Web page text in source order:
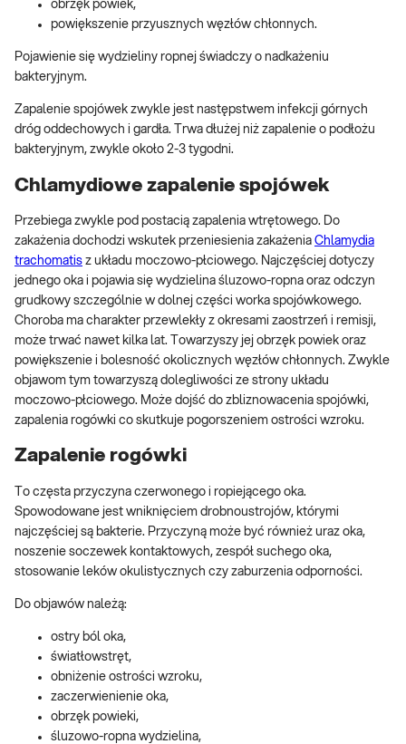
obrzęk powiek,
powiększenie przyusznych węzłów chłonnych.
Pojawienie się wydzieliny ropnej świadczy o nadkażeniu
bakteryjnym.
Zapalenie spojówek zwykle jest następstwem infekcji górnych
dróg oddechowych i gardła. Trwa dłużej niż zapalenie o podłożu
bakteryjnym, zwykle około 2-3 tygodni.
Chlamydiowe zapalenie spojówek
Przebiega zwykle pod postacią zapalenia wtrętowego. Do
zakażenia dochodzi wskutek przeniesienia zakażenia Chlamydia
trachomatis z układu moczowo-płciowego. Najczęściej dotyczy
jednego oka i pojawia się wydzielina śluzowo-ropna oraz odczyn
grudkowy szczególnie w dolnej części worka spojówkowego.
Choroba ma charakter przewlekły z okresami zaostrzeń i remisji,
może trwać nawet kilka lat. Towarzyszy jej obrzęk powiek oraz
powiększenie i bolesność okolicznych węzłów chłonnych. Zwykle
objawom tym towarzyszą dolegliwości ze strony układu
moczowo-płciowego. Może dojść do zbliznowacenia spojówki,
zapalenia rogówki co skutkuje pogorszeniem ostrości wzroku.
Zapalenie rogówki
To częsta przyczyna czerwonego i ropiejącego oka.
Spowodowane jest wniknięciem drobnoustrojów, którymi
najczęściej są bakterie. Przyczyną może być również uraz oka,
noszenie soczewek kontaktowych, zespół suchego oka,
stosowanie leków okulistycznych czy zaburzenia odporności.
Do objawów należą:
ostry ból oka,
światłowstręt,
obniżenie ostrości wzroku,
zaczerwienienie oka,
obrzęk powieki,
śluzowo-ropna wydzielina,